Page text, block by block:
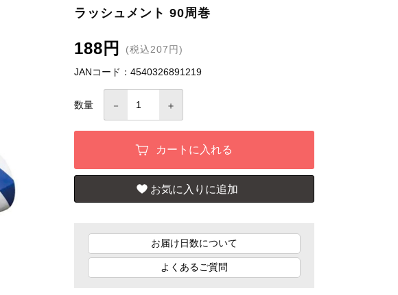
ラッシュメント 90周巻
188円 (税込207円)
JANコード：4540326891219
数量
お届け日数について
よくあるご質問